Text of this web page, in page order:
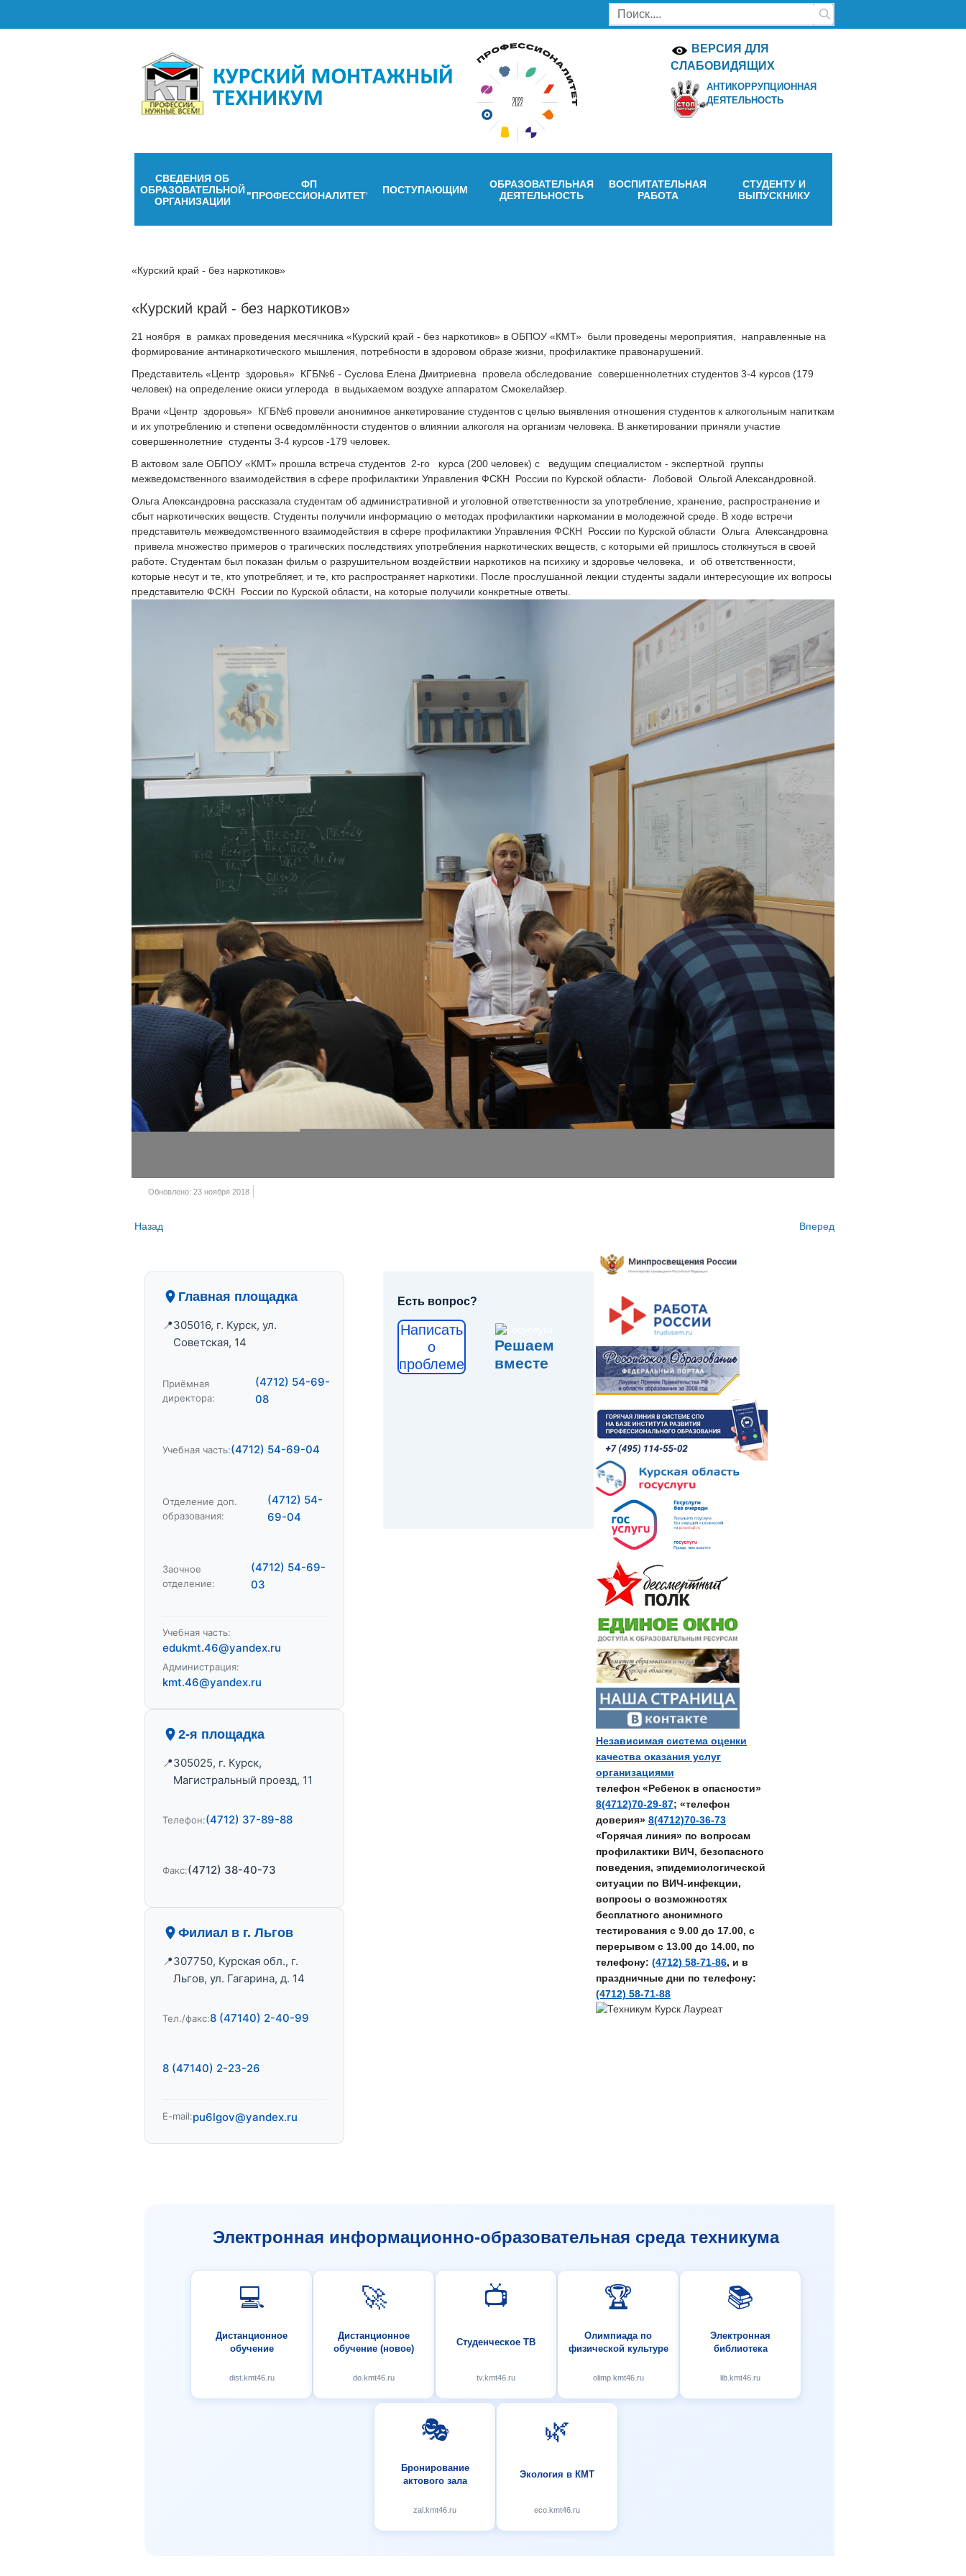
ВЕРСИЯ ДЛЯ
СЛАБОВИДЯЩИХ
АНТИКОРРУПЦИОННАЯ
ДЕЯТЕЛЬНОСТЬ
СВЕДЕНИЯ ОБ
ОБРАЗОВАТЕЛЬНОЙ
ОРГАНИЗАЦИИ
ФП
"ПРОФЕССИОНАЛИТЕТ"
ПОСТУПАЮЩИМ
ОБРАЗОВАТЕЛЬНАЯ
ДЕЯТЕЛЬНОСТЬ
ВОСПИТАТЕЛЬНАЯ
РАБОТА
СТУДЕНТУ И
ВЫПУСКНИКУ
«Курский край - без наркотиков»
«Курский край - без наркотиков»
21 ноября в рамках проведения месячника «Курский край - без наркотиков» в ОБПОУ «КМТ» были проведены мероприятия, направленные на
формирование антинаркотического мышления, потребности в здоровом образе жизни, профилактике правонарушений.
Представитель «Центр здоровья» КГБ№6 - Суслова Елена Дмитриевна провела обследование совершеннолетних студентов 3-4 курсов (179
человек) на определение окиси углерода в выдыхаемом воздухе аппаратом Смокелайзер.
Врачи «Центр здоровья» КГБ№6 провели анонимное анкетирование студентов с целью выявления отношения студентов к алкогольным напиткам
и их употреблению и степени осведомлённости студентов о влиянии алкоголя на организм человека. В анкетировании приняли участие
совершеннолетние студенты 3-4 курсов -179 человек.
В актовом зале ОБПОУ «КМТ» прошла встреча студентов 2-го курса (200 человек) с ведущим специалистом - экспертной группы
межведомственного взаимодействия в сфере профилактики Управления ФСКН России по Курской области- Лобовой Ольгой Александровной.
Ольга Александровна рассказала студентам об административной и уголовной ответственности за употребление, хранение, распространение и
сбыт наркотических веществ. Студенты получили информацию о методах профилактики наркомании в молодежной среде. В ходе встречи
представитель межведомственного взаимодействия в сфере профилактики Управления ФСКН России по Курской области Ольга Александровна
привела множество примеров о трагических последствиях употребления наркотических веществ, с которыми ей пришлось столкнуться в своей
работе. Студентам был показан фильм о разрушительном воздействии наркотиков на психику и здоровье человека, и об ответственности,
которые несут и те, кто употребляет, и те, кто распространяет наркотики. После прослушанной лекции студенты задали интересующие их вопросы
представителю ФСКН России по Курской области, на которые получили конкретные ответы.
Обновлено: 23 ноября 2018
Назад Вперед
Главная площадка
305016, г. Курск, ул.
Советская, 14
Приёмная
директора:
(4712) 54-69-
08
Учебная часть:(4712) 54-69-04
Отделение доп.
образования:
(4712) 54-
69-04
Заочное
отделение:
(4712) 54-69-
03
Учебная часть:
edukmt.46@yandex.ru
Администрация:
kmt.46@yandex.ru
2-я площадка
305025, г. Курск,
Магистральный проезд, 11
Телефон:(4712) 37-89-88
Факс:(4712) 38-40-73
Филиал в г. Льгов
307750, Курская обл., г.
Льгов, ул. Гагарина, д. 14
Тел./факс:8 (47140) 2-40-99
8 (47140) 2-23-26
E-mail:pu6lgov@yandex.ru
Есть вопрос?
Написать
о
проблеме
Решаем
вместе
Независимая система оценки
качества оказания услуг
организациями
телефон «Ребенок в опасности»
8(4712)70-29-87; «телефон
доверия» 8(4712)70-36-73
«Горячая линия» по вопросам
профилактики ВИЧ, безопасного
поведения, эпидемиологической
ситуации по ВИЧ-инфекции,
вопросы о возможностях
бесплатного анонимного
тестирования с 9.00 до 17.00, с
перерывом с 13.00 до 14.00, по
телефону: (4712) 58-71-86, и в
праздничные дни по телефону:
(4712) 58-71-88
Электронная информационно-образовательная среда техникума
💻
Дистанционное
обучение
dist.kmt46.ru
🚀
Дистанционное
обучение (новое)
do.kmt46.ru
📺
Студенческое ТВ
tv.kmt46.ru
🏆
Олимпиада по
физической культуре
olimp.kmt46.ru
📚
Электронная
библиотека
lib.kmt46.ru
🎭
Бронирование
актового зала
zal.kmt46.ru
🌿
Экология в КМТ
eco.kmt46.ru